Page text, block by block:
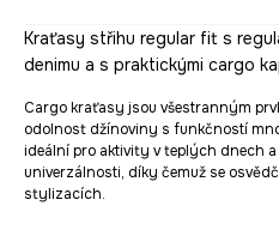
Kraťasy střihu regular fit s
denimu a s praktickými cargo
Cargo kraťasy jsou všestranným
odolnost džínoviny s funkčností
ideální pro aktivity v teplých dnech a
univerzálnosti, díky čemuž se
stylizacích.